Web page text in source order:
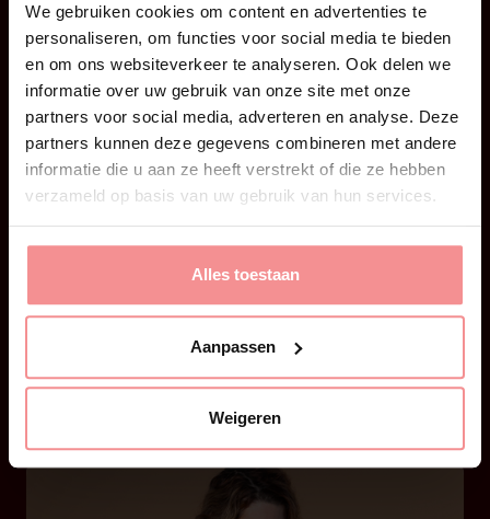
We gebruiken cookies om content en advertenties te
personaliseren, om functies voor social media te bieden
en om ons websiteverkeer te analyseren. Ook delen we
informatie over uw gebruik van onze site met onze
partners voor social media, adverteren en analyse. Deze
partners kunnen deze gegevens combineren met andere
informatie die u aan ze heeft verstrekt of die ze hebben
verzameld op basis van uw gebruik van hun services.
Alles toestaan
Aanpassen
Weigeren
28 juni 2026
Kaat | Dilatoren by Kaat!
Geen speeltje, maar een seksueel hulpmiddel
mogen ontwerpen voor LadiesNight. Iets waar
ik ontzettend trots op ben, omdat het ZO nodig
is! Deze keer ontwierp ik geen seksspeeltje
hulpmiddel waarvan ik in mijn praktijk
meekreeg dat er ZO veel nood […]